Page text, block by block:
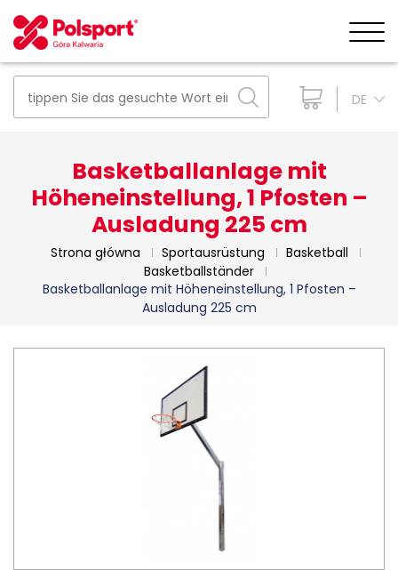
DE
Basketballanlage mit
Höheneinstellung, 1 Pfosten –
Ausladung 225 cm
Strona główna Sportausrüstung
Basketball
Basketballständer
Basketballanlage mit Höheneinstellung, 1 Pfosten –
Ausladung 225 cm